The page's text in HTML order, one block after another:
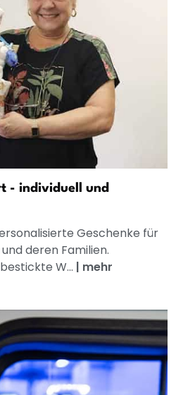
- individuell und
Geschenke für
deren Familien.
W... | mehr